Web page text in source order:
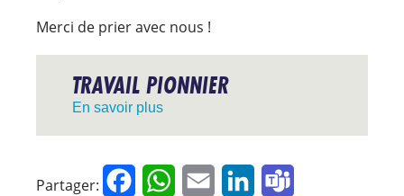
Merci de prier avec nous !
TRAVAIL PIONNIER
En savoir plus
Partager: FacebookWhatsApp
Email LinkedIn